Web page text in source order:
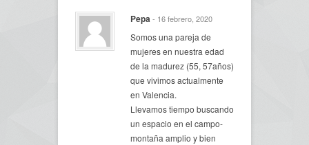
Pepa- 16 febrero, 2020
Somos una pareja de
mujeres en nuestra edad
de la madurez (55, 57años)
que vivimos actualmente
en Valencia.
Llevamos tiempo buscando
un espacio en el campo-
montaña amplio y bien